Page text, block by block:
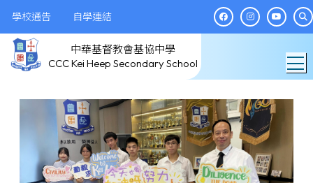
學校通告 自學連結
中華基督教會基協中學
CCC Kei Heep Secondary School